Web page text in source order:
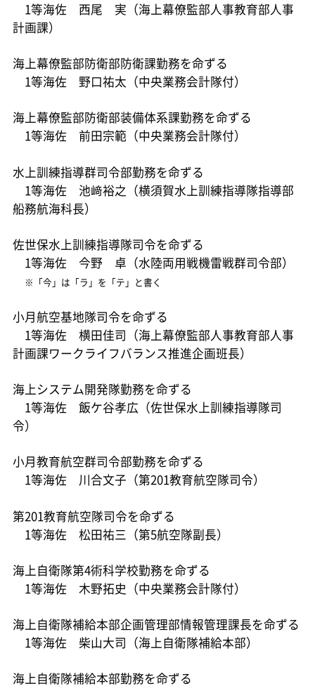
1等海佐 西尾 実（海上幕僚監部人事教育部人事
計画課）
海上幕僚監部防衛部防衛課勤務を命ずる
1等海佐 野口祐太（中央業務会計隊付）
海上幕僚監部防衛部装備体系課勤務を命ずる
1等海佐 前田宗範（中央業務会計隊付）
水上訓練指導群司令部勤務を命ずる
1等海佐 池﨑裕之（横須賀水上訓練指導隊指導部
船務航海科長）
佐世保水上訓練指導隊司令を命ずる
1等海佐 今野 卓（水陸両用戦機雷戦群司令部）
※「今」は「ラ」を「テ」と書く
小月航空基地隊司令を命ずる
1等海佐 横田佳司（海上幕僚監部人事教育部人事
計画課ワークライフバランス推進企画班長）
海上システム開発隊勤務を命ずる
1等海佐 飯ケ谷孝広（佐世保水上訓練指導隊司
令）
小月教育航空群司令部勤務を命ずる
1等海佐 川合文子（第201教育航空隊司令）
第201教育航空隊司令を命ずる
1等海佐 松田祐三（第5航空隊副長）
海上自衛隊第4術科学校勤務を命ずる
1等海佐 木野拓史（中央業務会計隊付）
海上自衛隊補給本部企画管理部情報管理課長を命ずる
1等海佐 柴山大司（海上自衛隊補給本部）
海上自衛隊補給本部勤務を命ずる